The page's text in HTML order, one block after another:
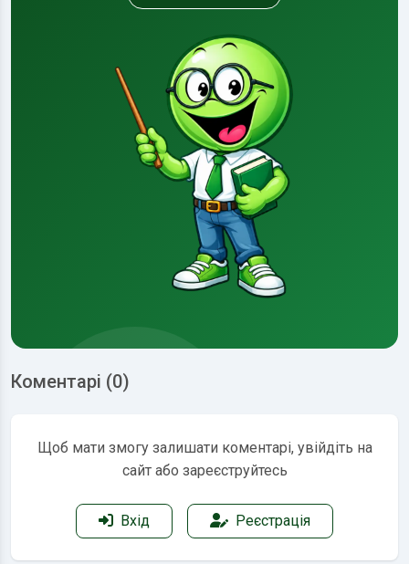
Коментарі (0)
Щоб мати змогу залишати коментарі, увійдіть на
сайт або зареєструйтесь
Вхід Реєстрація